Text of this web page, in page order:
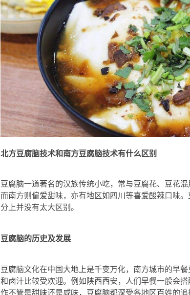
北方豆腐脑技术和南方豆腐脑技术有什么区别
豆腐脑一道著名的汉族传统小吃，常与豆腐花、豆花
而南方则偏爱甜味，亦有地区如四川等喜爱酸辣口味
分上并没有太大区别。
豆腐脑的历史及发展
豆腐脑文化在中国大地上是千变万化，南方城市的早
和卤汁比较受欢迎。例如陕西西安，人们早餐一般会
作不管是甜味还是咸味，豆腐脑都深受各地区百姓的